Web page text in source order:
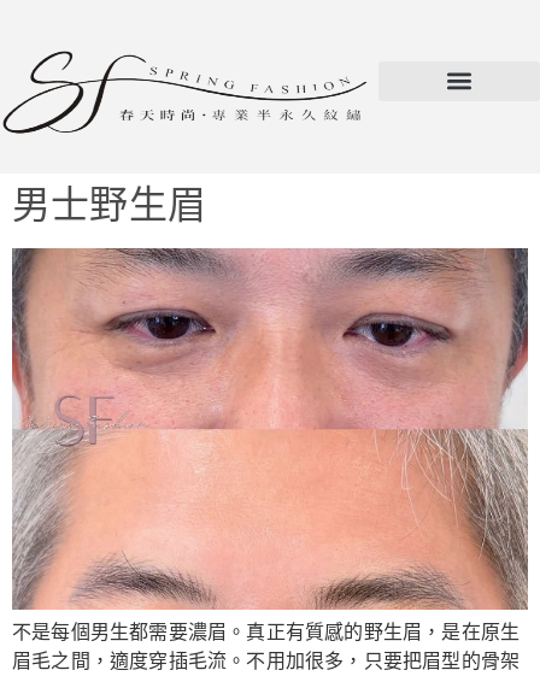
男士野生眉
不是每個男生都需要濃眉。真正有質感的野生眉，是在原生
眉毛之間，適度穿插毛流。不用加很多，只要把眉型的骨架